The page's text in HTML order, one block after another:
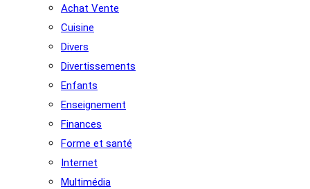
Achat Vente
Cuisine
Divers
Divertissements
Enfants
Enseignement
Finances
Forme et santé
Internet
Multimédia